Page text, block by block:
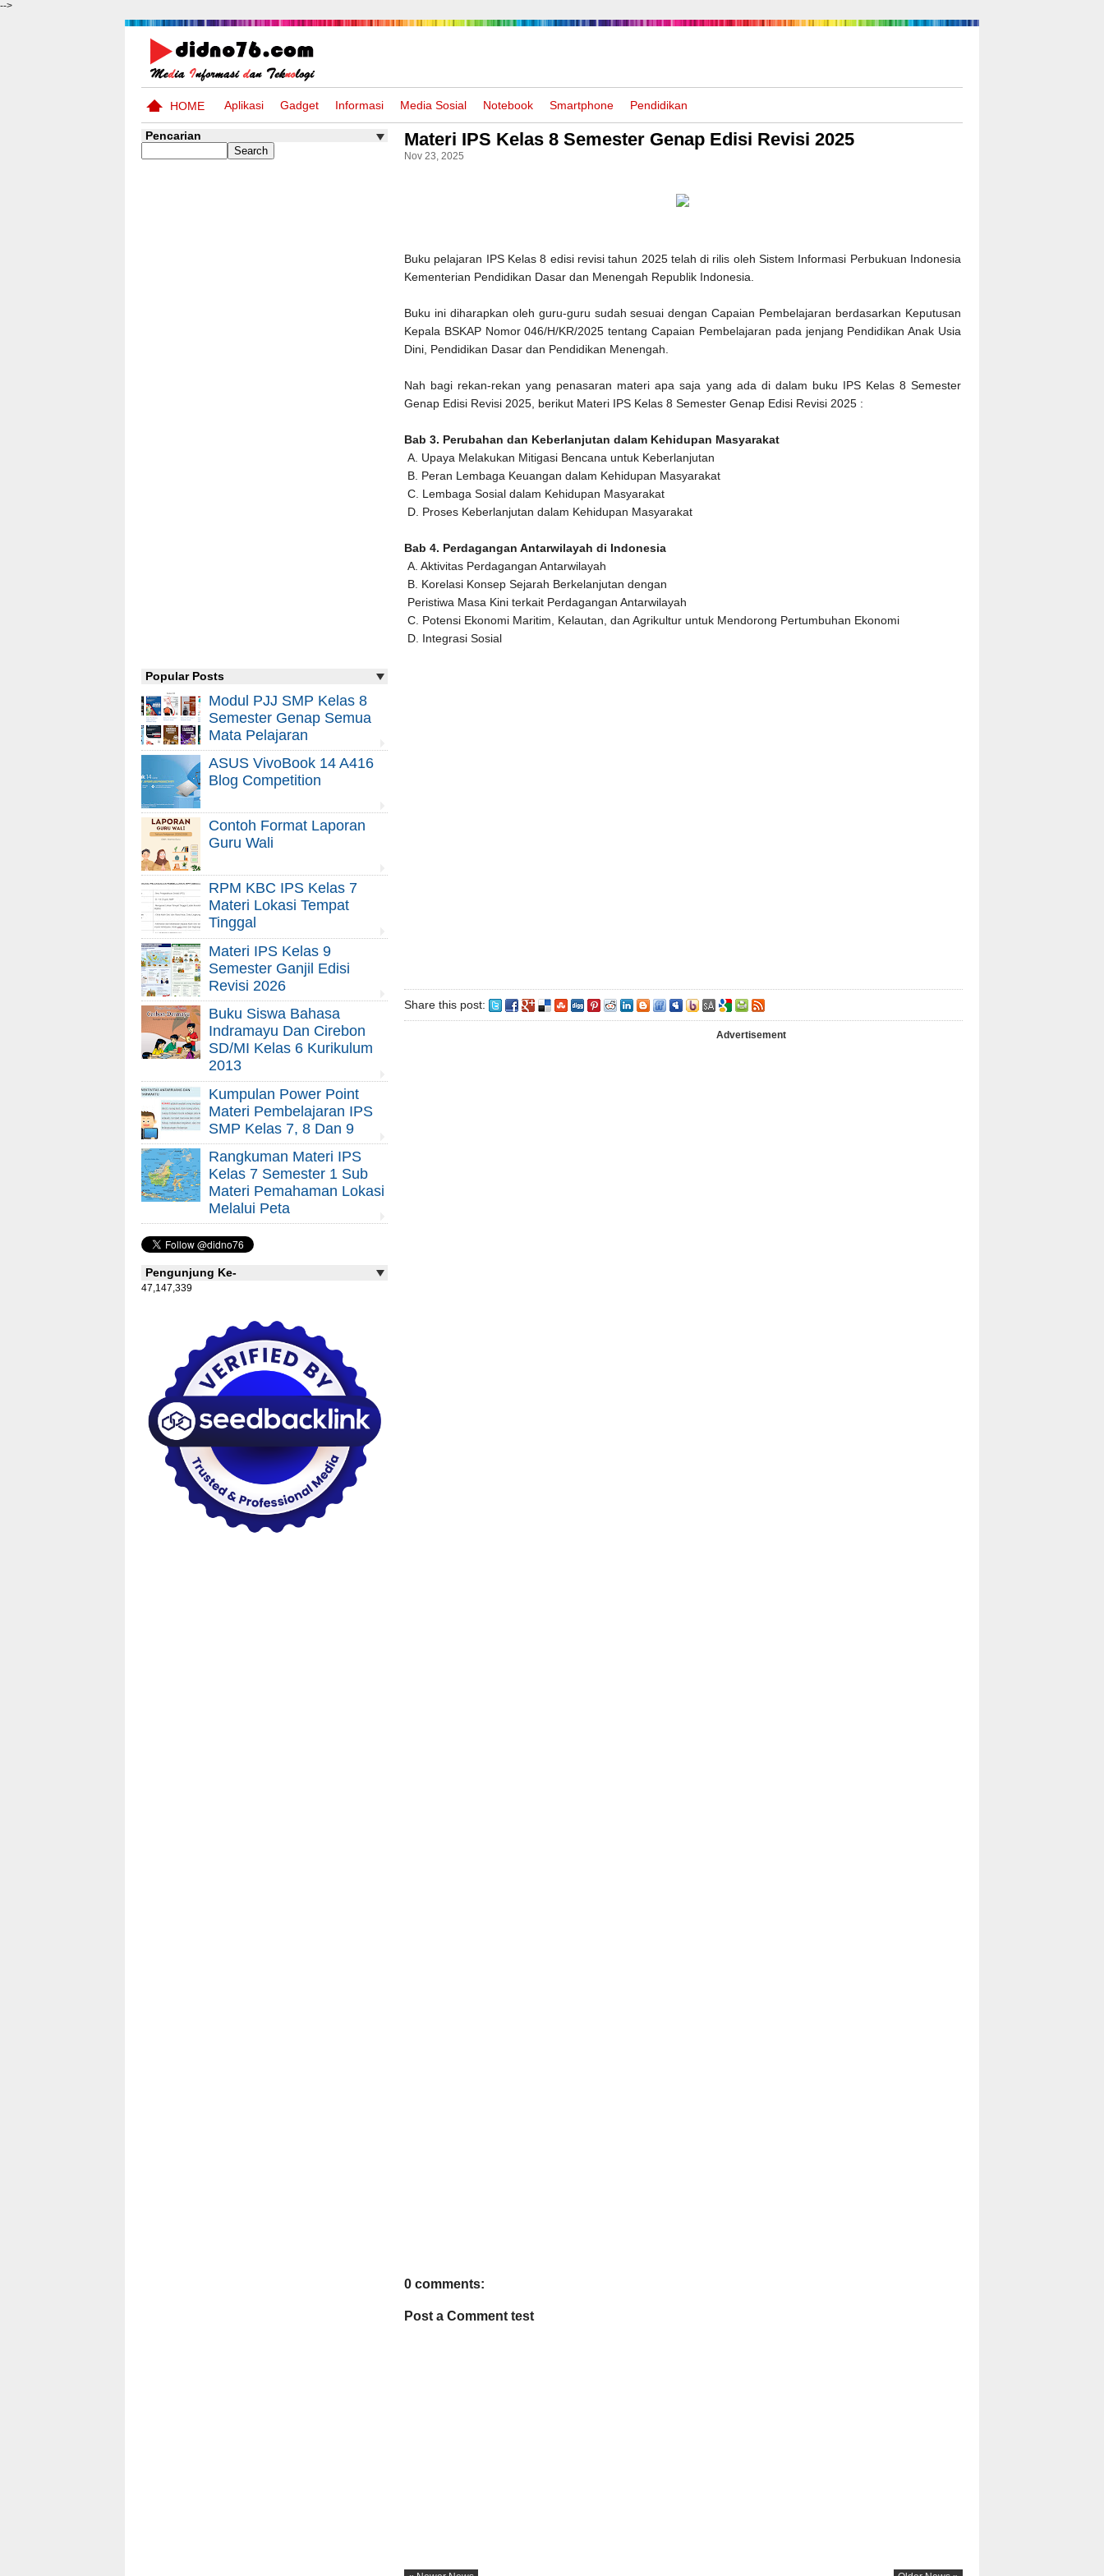
-->
HOME Aplikasi Gadget Informasi Media Sosial Notebook Smartphone Pendidikan
Materi IPS Kelas 8 Semester Genap Edisi Revisi 2025
Nov 23, 2025
Buku pelajaran IPS Kelas 8 edisi revisi tahun 2025 telah di rilis oleh Sistem Informasi Perbukuan Indonesia
Kementerian Pendidikan Dasar dan Menengah Republik Indonesia.
Buku ini diharapkan oleh guru-guru sudah sesuai dengan Capaian Pembelajaran berdasarkan Keputusan
Kepala BSKAP Nomor 046/H/KR/2025 tentang Capaian Pembelajaran pada jenjang Pendidikan Anak Usia
Dini, Pendidikan Dasar dan Pendidikan Menengah.
Nah bagi rekan-rekan yang penasaran materi apa saja yang ada di dalam buku IPS Kelas 8 Semester
Genap Edisi Revisi 2025, berikut Materi IPS Kelas 8 Semester Genap Edisi Revisi 2025 :
Bab 3. Perubahan dan Keberlanjutan dalam Kehidupan Masyarakat
A. Upaya Melakukan Mitigasi Bencana untuk Keberlanjutan
B. Peran Lembaga Keuangan dalam Kehidupan Masyarakat
C. Lembaga Sosial dalam Kehidupan Masyarakat
D. Proses Keberlanjutan dalam Kehidupan Masyarakat
Bab 4. Perdagangan Antarwilayah di Indonesia
A. Aktivitas Perdagangan Antarwilayah
B. Korelasi Konsep Sejarah Berkelanjutan dengan
Peristiwa Masa Kini terkait Perdagangan Antarwilayah
C. Potensi Ekonomi Maritim, Kelautan, dan Agrikultur untuk Mendorong Pertumbuhan Ekonomi
D. Integrasi Sosial
Share this post:
Advertisement
0 comments:
Post a Comment test
Pencarian
Popular Posts
Modul PJJ SMP Kelas 8
Semester Genap Semua
Mata Pelajaran
ASUS VivoBook 14 A416
Blog Competition
Contoh Format Laporan
Guru Wali
RPM KBC IPS Kelas 7
Materi Lokasi Tempat
Tinggal
Materi IPS Kelas 9
Semester Ganjil Edisi
Revisi 2026
Buku Siswa Bahasa
Indramayu Dan Cirebon
SD/MI Kelas 6 Kurikulum
2013
Kumpulan Power Point
Materi Pembelajaran IPS
SMP Kelas 7, 8 Dan 9
Rangkuman Materi IPS
Kelas 7 Semester 1 Sub
Materi Pemahaman Lokasi
Melalui Peta
Pengunjung Ke-
47,147,339